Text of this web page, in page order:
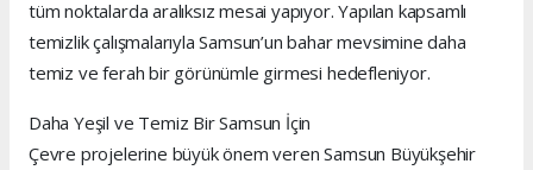
tüm noktalarda aralıksız mesai yapıyor. Yapılan kapsamlı
temizlik çalışmalarıyla Samsun’un bahar mevsimine daha
temiz ve ferah bir görünümle girmesi hedefleniyor.
Daha Yeşil ve Temiz Bir Samsun İçin
Çevre projelerine büyük önem veren Samsun Büyükşehir